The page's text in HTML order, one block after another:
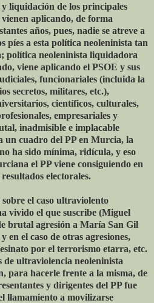
liquidación de los principales
aplicando, de forma
años, pues, nadie se atreve a
píes a esta política neoleninista tan
política neoleninista liquidadora
viene aplicando el PSOE y sus
funcionariales (incluida la
secretos, militares, etc.),
científicos, culturales,
empresariales y
inadmisible e implacable
un cuadro del PP en Murcia, la
ha sido mínima, ridícula, y eso
el PP viene consiguiendo en
electorales.
el caso ultraviolento
vivido el que suscribe (Miguel
brutal agresión a María San Gil
en el caso de otras agresiones,
por el terrorismo etarra, etc.
de ultraviolencia neoleninista
para hacerle frente a la misma, de
y dirigentes del PP fue
llamamiento a movilizarse